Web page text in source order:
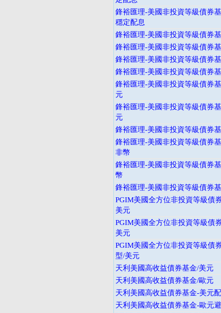
鋒裕匯理-美國非投資等級債券
穩定配息
鋒裕匯理-美國非投資等級債券
鋒裕匯理-美國非投資等級債券
鋒裕匯理-美國非投資等級債券
鋒裕匯理-美國非投資等級債券
鋒裕匯理-美國非投資等級債券
元
鋒裕匯理-美國非投資等級債券
元
鋒裕匯理-美國非投資等級債券
鋒裕匯理-美國非投資等級債券
非幣
鋒裕匯理-美國非投資等級債券
幣
鋒裕匯理-美國非投資等級債券
PGIM美國全方位非投資等級債
美元
PGIM美國全方位非投資等級債
美元
PGIM美國全方位非投資等級債
型/美元
天利美國高收益債券基金/美元
天利美國高收益債券基金/歐元
天利美國高收益債券基金-美元
天利美國高收益債券基金-歐元